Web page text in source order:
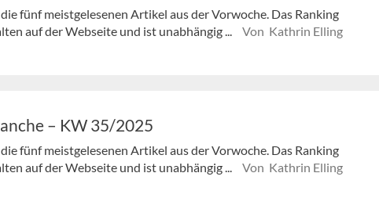
fünf meistgelesenen Artikel aus der Vorwoche. Das Ranking
auf der Webseite und ist unabhängig ...
Von Kathrin Elling
– KW 35/2025
fünf meistgelesenen Artikel aus der Vorwoche. Das Ranking
auf der Webseite und ist unabhängig ...
Von Kathrin Elling